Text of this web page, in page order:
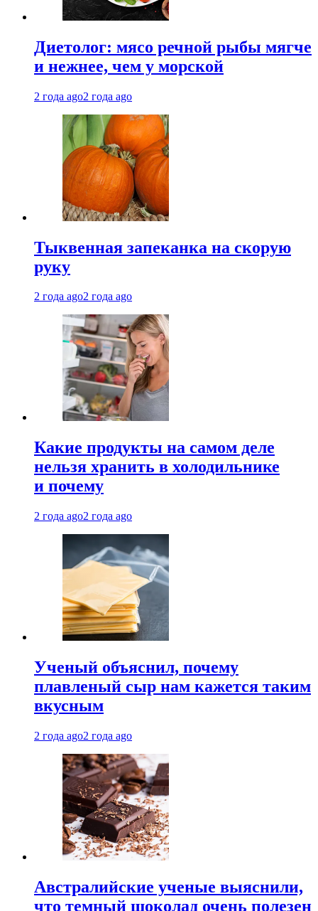
Диетолог: мясо речной рыбы мягче
и нежнее, чем у морской
2 года ago2 года ago
Тыквенная запеканка на скорую
руку
2 года ago2 года ago
Какие продукты на самом деле
нельзя хранить в холодильнике
и почему
2 года ago2 года ago
Ученый объяснил, почему
плавленый сыр нам кажется таким
вкусным
2 года ago2 года ago
Австралийские ученые выяснили,
что темный шоколад очень полезен